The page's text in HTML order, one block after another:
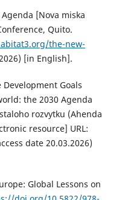
[Nova miska
Quito.
the-new-
[in English].
Goals
the 2030 Agenda
rozvytku (Ahenda
resource] URL:
date 20.03.2026)
Global Lessons on